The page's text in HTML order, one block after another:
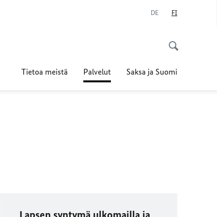
DE FI
Tietoa meistä Palvelut Saksa ja Suomi